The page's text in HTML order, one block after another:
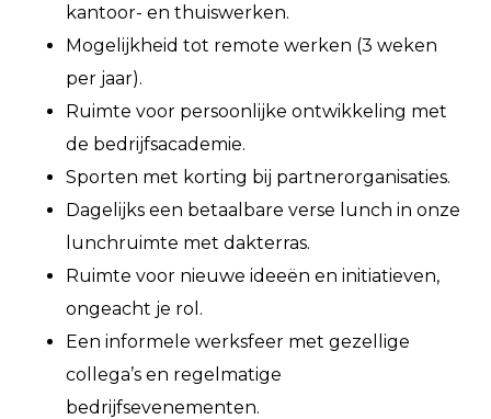
kantoor- en thuiswerken.
Mogelijkheid tot remote werken (3 weken
per jaar).
Ruimte voor persoonlijke ontwikkeling met
de bedrijfsacademie.
Sporten met korting bij partnerorganisaties.
Dagelijks een betaalbare verse lunch in onze
lunchruimte met dakterras.
Ruimte voor nieuwe ideeën en initiatieven,
ongeacht je rol.
Een informele werksfeer met gezellige
collega’s en regelmatige
bedrijfsevenementen.